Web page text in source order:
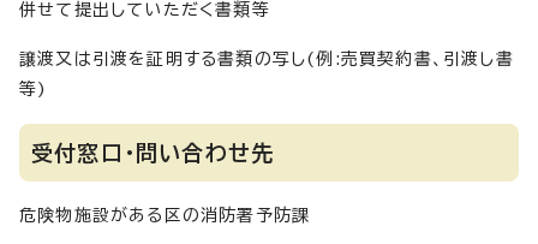
併せて提出していただく書類等
譲渡又は引渡を証明する書類の写し(例:売買契約書、引渡し書
等)
受付窓口・問い合わせ先
危険物施設がある区の消防署予防課